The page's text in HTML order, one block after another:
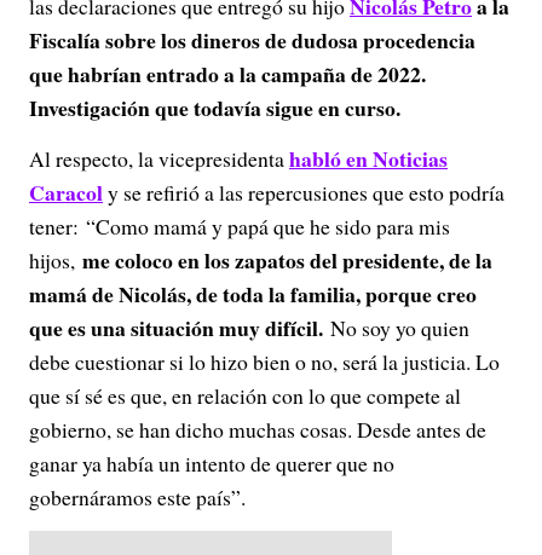
las declaraciones que entregó su hijo
Fiscalía sobre los dineros de dudosa procedencia
que habrían entrado a la campaña de 2022.
Investigación que todavía sigue en curso.
Al respecto, la vicepresidentahabló en Noticias
Caracoly se refirió a las repercusiones que esto podría
tener: “Como mamá y papá que he sido para mis
hijos, me coloco en los zapatos del presidente, de la
mamá de Nicolás, de toda la familia, porque creo
que es una situación muy difícil. No soy yo quien
debe cuestionar si lo hizo bien o no, será la justicia. Lo
que sí sé es que, en relación con lo que compete al
gobierno, se han dicho muchas cosas. Desde antes de
ganar ya había un intento de querer que no
gobernáramos este país”.